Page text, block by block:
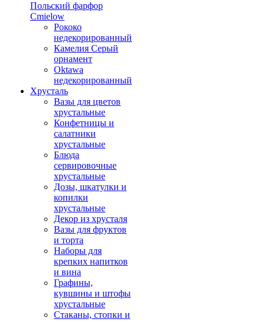
Польский фарфор
Сmielow
Рококо
недекорированный
Камелия Серый
орнамент
Oktawa
недекорированный
Хрусталь
Вазы для цветов
хрустальные
Конфетницы и
салатники
хрустальные
Блюда
сервировочные
хрустальные
Дозы, шкатулки и
копилки
хрустальные
Декор из хрусталя
Вазы для фруктов
и торта
Наборы для
крепких напитков
и вина
Графины,
кувшины и штофы
хрустальные
Стаканы, стопки и